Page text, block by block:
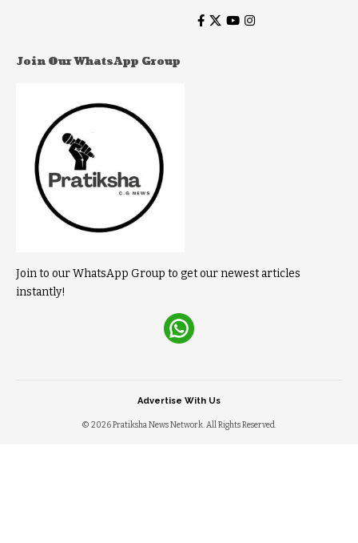
Join Our WhatsApp Group
Join to our WhatsApp Group to get our newest articles
instantly!
© 2026 Pratiksha News Network. All Rights Reserved.
Advertise With Us